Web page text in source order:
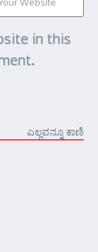
in this
ಎಲ್ಲವನ್ನೂ ಕಾಣಿ